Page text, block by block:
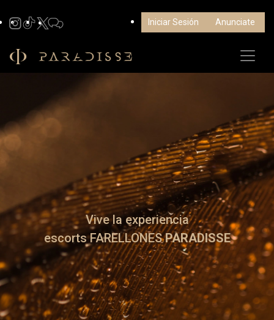
Iniciar Sesión Anunciate
Vive la experiencia
escorts FARELLONESPARADISSE